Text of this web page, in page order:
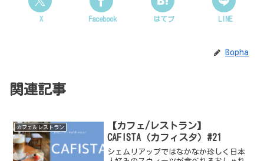
X Facebook はてブ LINE
Bopha
関連記事
カフェ＆レストラン
【カフェ/レストラン】
CAFISTA（カフィスタ）#21
シェムリアップではなかなか珍しく日本